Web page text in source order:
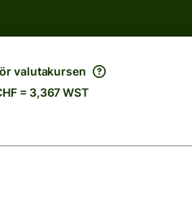
valutakursen
= 3,367 WST